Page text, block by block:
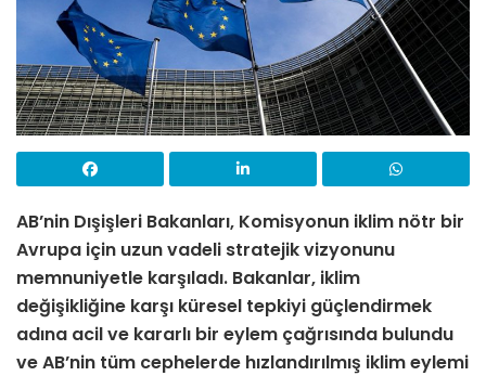
AB’nin Dışişleri Bakanları, Komisyonun iklim nötr bir
Avrupa için uzun vadeli stratejik vizyonunu
memnuniyetle karşıladı. Bakanlar, iklim
değişikliğine karşı küresel tepkiyi güçlendirmek
adına acil ve kararlı bir eylem çağrısında bulundu
ve AB’nin tüm cephelerde hızlandırılmış iklim eylemi